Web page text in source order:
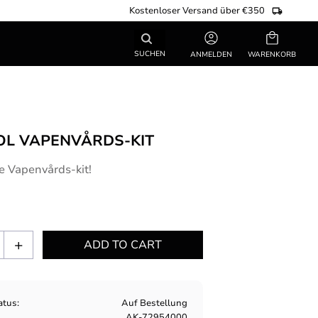
Kostenloser Versand über €350
SUCHEN ANMELDEN
Warenkorb
VAPENVÅRDS-KIT
Vapenvårds-kit!
+
Auf Bestellung